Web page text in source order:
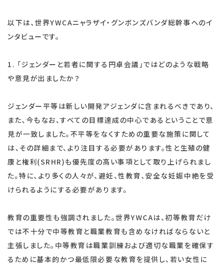
以下は、世界YWCAニャラザイ・グンボンズバンダ総幹事へのイ
ンタビューです。
1. 「ジェンダーと若者に関する円卓会議」ではどのような戦略
や意見が出ましたか？
ジェンダー平等は新しい開発アジェンダに含まれるべきであり、
また、今もなお、すべての目標達成の中心であるということで意
見が一致しました。不平等をなくすための重要な施策に関して
は、その詳細まで、より注目する必要があります。性と生殖の健
康と権利(SRHR)も優先度の高い事項として取り上げられまし
た。特に、より多くの人々が、避妊、性教育、安全な妊娠中絶を受
けられるようにする必要があります。
教育の重要性も強調されました。世界YWCAは、初等教育だけ
では不十分で中等教育と職業教育も含めなければならないと
主張しました。中等教育は職業訓練および適切な職業を確保す
るために基本的かつ最低限必要な教育を提供し、若い女性に